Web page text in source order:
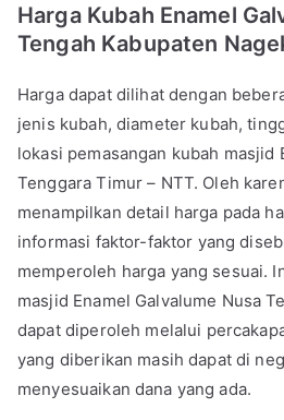
Harga Kubah Enamel
Tengah Kabupaten
Harga dapat dilihat dengan
jenis kubah, diameter kubah,
lokasi pemasangan kubah masjid
Tenggara Timur – NTT. Oleh
menampilkan detail harga pada
informasi faktor-faktor yang
memperoleh harga yang sesuai.
masjid Enamel Galvalume Nusa
dapat diperoleh melalui
yang diberikan masih dapat di
menyesuaikan dana yang ada.